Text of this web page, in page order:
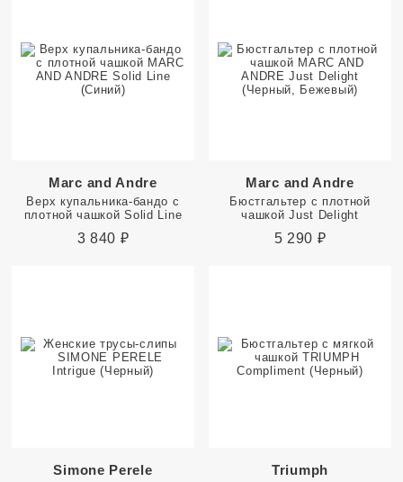
Marc and Andre
Верх купальника-бандо с
плотной чашкой Solid Line
3 840 ₽
Marc and Andre
Бюстгальтер с плотной
чашкой Just Delight
5 290 ₽
Simone Perele Triumph